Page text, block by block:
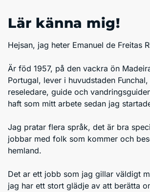
Lär känna mig!
Hejsan, jag heter Emanuel de Freitas
Är föd 1957, på den vackra ön
Portugal, lever i huvudstaden
reseledare, guide och
haft som mitt arbete sedan jag
Jag pratar flera språk, det är bra
jobbar med folk som kommer och
hemland.
Det ar ett jobb som jag gillar väldigt
jag har ett stort glädje av att berätta